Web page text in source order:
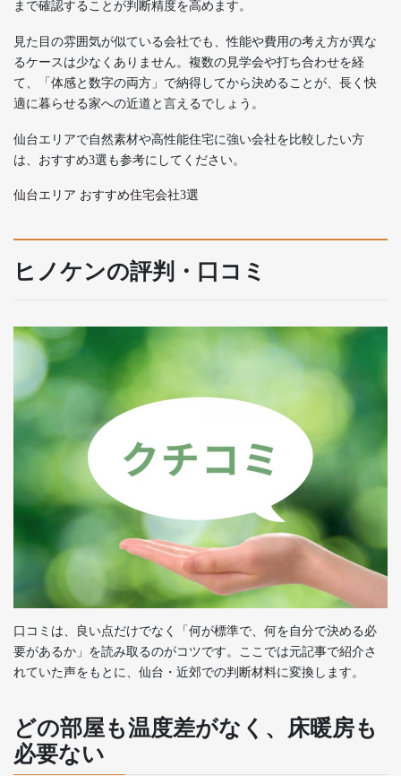
まで確認することが判断精度を高めます。
見た目の雰囲気が似ている会社でも、性能や費用の考え方が異な
るケースは少なくありません。複数の見学会や打ち合わせを経
て、「体感と数字の両方」で納得してから決めることが、長く快
適に暮らせる家への近道と言えるでしょう。
仙台エリアで自然素材や高性能住宅に強い会社を比較したい方
は、おすすめ3選も参考にしてください。
仙台エリア おすすめ住宅会社3選
ヒノケンの評判・口コミ
口コミは、良い点だけでなく「何が標準で、何を自分で決める必
要があるか」を読み取るのがコツです。ここでは元記事で紹介さ
れていた声をもとに、仙台・近郊での判断材料に変換します。
どの部屋も温度差がなく、床暖房も
必要ない